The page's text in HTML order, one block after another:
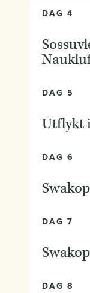
DAG 4
DAG 5
Utflykt
DAG 6
DAG 7
DAG 8